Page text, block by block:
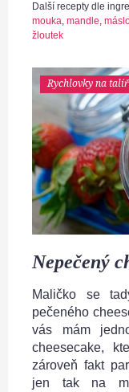
Další recepty dle
mouka, mandle,
žloutek
Rychlovky na
Nepečený
Maličko se
pečeného
vás mám
cheesecake,
zároveň fakt
jen tak na